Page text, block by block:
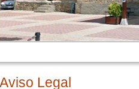
Aviso Legal